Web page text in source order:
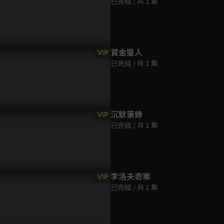
VIP 賞金獵人
已完結 / 共 1 集
VIP 沉默筆錄
已完結 / 共 1 集
VIP 李洛夫奇案
已完結 / 共 1 集